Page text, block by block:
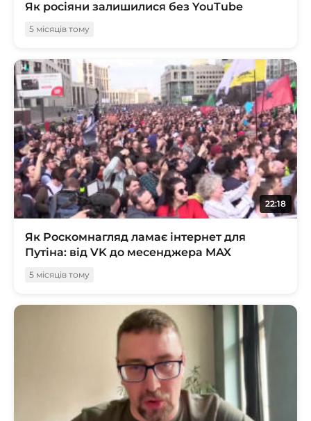
Як росіяни залишилися без YouTube
5 місяців тому
22:18
Як Роскомнагляд ламає інтернет для
Путіна: від VK до месенджера MAX
5 місяців тому